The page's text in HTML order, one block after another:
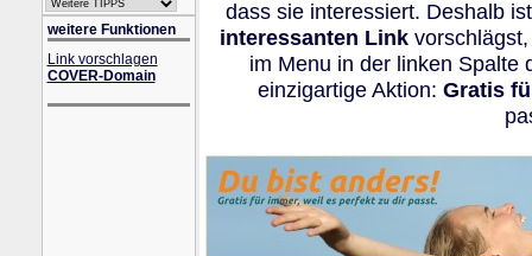
weitere Funktionen
Link vorschlagen
COVER-Domain
dass sie interessiert. Deshalb
interessanten Linkvorschlägst,
im Menu in der linken Spalte
einzigartige Aktion: Gratis